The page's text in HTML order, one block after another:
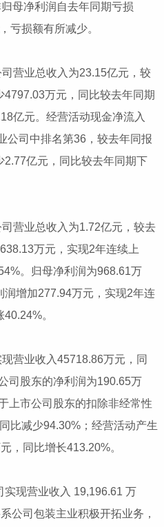
母净利润自去年同期亏损
亏损额有所减少。
业总收入为23.15亿元，较
万元，同比较去年同期
亿元。经营活动现金净流入
公司中排名第36，较去年同报
亿元，同比较去年同期下
业总收入为1.72亿元，较去
万元，实现2年连续上
。归母净利润为968.61万
增加277.94万元，实现2年连
。
业收入45718.86万元，同
司股东的净利润为190.65万
上市公司股东的扣除非经常性
比减少94.30%；经营活动产生
，同比增长413.20%。
现营业收入 19,196.61 万
公司包装主业积极开拓业务，